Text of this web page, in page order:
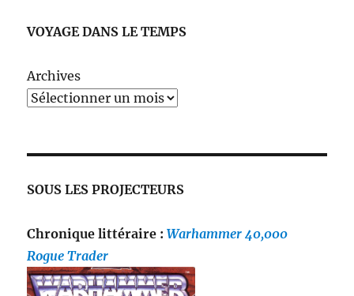
VOYAGE DANS LE TEMPS
Archives
SOUS LES PROJECTEURS
Chronique littéraire :Warhammer 40,000
Rogue Trader